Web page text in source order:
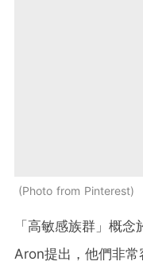
Photo from Pinterest
「高敏感族群」概
Aron提出，他們非